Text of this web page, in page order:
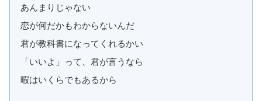
あんまりじゃない
恋が何だかもわからないんだ
君が教科書になってくれるかい
「いいよ」って、君が言うなら
暇はいくらでもあるから